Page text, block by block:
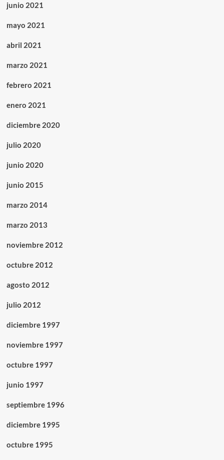
junio 2021
mayo 2021
abril 2021
marzo 2021
febrero 2021
enero 2021
diciembre 2020
julio 2020
junio 2020
junio 2015
marzo 2014
marzo 2013
noviembre 2012
octubre 2012
agosto 2012
julio 2012
diciembre 1997
noviembre 1997
octubre 1997
junio 1997
septiembre 1996
diciembre 1995
octubre 1995